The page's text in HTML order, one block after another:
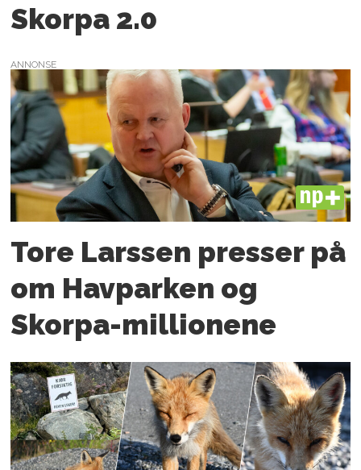
Skorpa 2.0
ANNONSE
PLUS
Tore Larssen presser på
om Havparken og
Skorpa-millionene